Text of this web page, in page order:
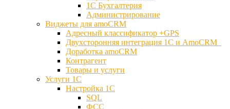
1С Бухгалтерия
Администрирование
Виджеты для amoCRM
Адресный классификатор +GPS
Двухсторонняя интеграция 1С и AmoCRM
Доработка amoCRM
Контрагент
Товары и услуги
Услуги 1С
Настройка 1С
SQL
ФСС